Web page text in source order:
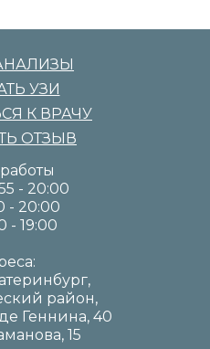
УЗИ
К ВРАЧУ
ОТЗЫВ
- 20:00
- 20:00
- 19:00
район,
Геннина, 40
15